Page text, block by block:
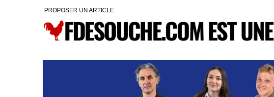
PROPOSER UN ARTICLE